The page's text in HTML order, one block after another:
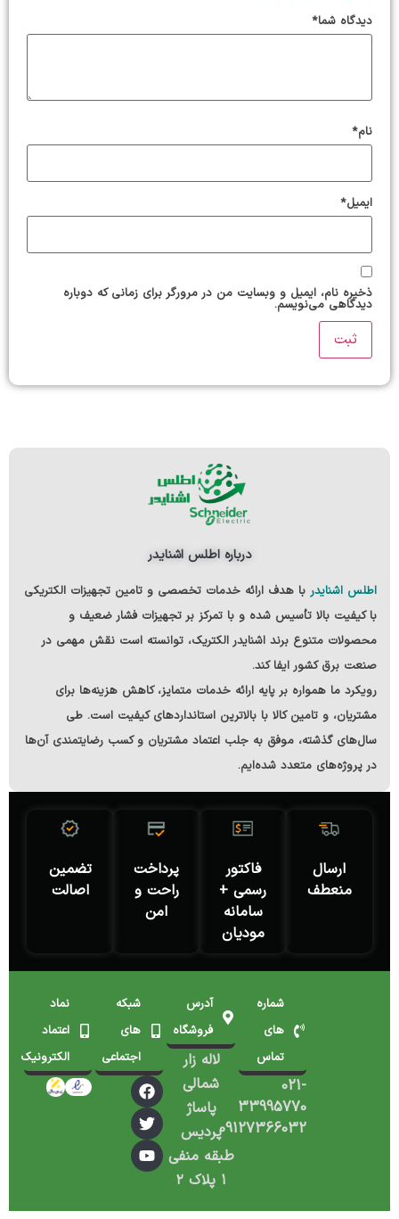
دیدگاه شما*
نام*
ایمیل*
ذخیره نام، ایمیل و وبسایت من در مرورگر برای زمانی که دوباره
دیدگاهی می‌نویسم.
درباره اطلس اشنایدر
اطلس اشنایدر با هدف ارائه خدمات تخصصی و تامین تجهیزات الکتریکی
با کیفیت بالا تأسیس شده و با تمرکز بر تجهیزات فشار ضعیف و
محصولات متنوع برند اشنایدر الکتریک، توانسته است نقش مهمی در
صنعت برق کشور ایفا کند.
رویکرد ما همواره بر پایه ارائه خدمات متمایز، کاهش هزینه‌ها برای
مشتریان، و تامین کالا با بالاترین استانداردهای کیفیت است. طی
سال‌های گذشته، موفق به جلب اعتماد مشتریان و کسب رضایتمندی آن‌ها
در پروژه‌های متعدد شده‌ایم.
ارسال
منعطف
فاکتور
رسمی +
سامانه
مودیان
پرداخت
راحت و
امن
تضمین
اصالت
شماره
های
تماس
021-
33995770
09127366032
آدرس
فروشگاه
لاله زار
شمالی
پاساژ
پردیس
طبقه منفی
۱ پلاک ۲
شبکه
های
اجتماعی
نماد
اعتماد
الکترونیک